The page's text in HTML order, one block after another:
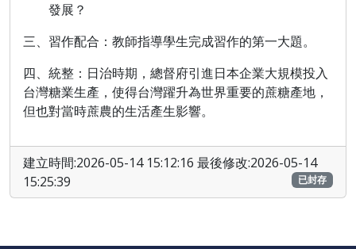
發展？
三、習作配合：教師指導學生完成習作的第一大題。
四、統整：日治時期，總督府引進日本企業大規模投入
台灣糖業生產，使得台灣躍升為世界重要的蔗糖產地，
但也對當時蔗農的生活產生影響。
建立時間:2026-05-14 15:12:16 最後修改:2026-05-14
15:25:39
已封存